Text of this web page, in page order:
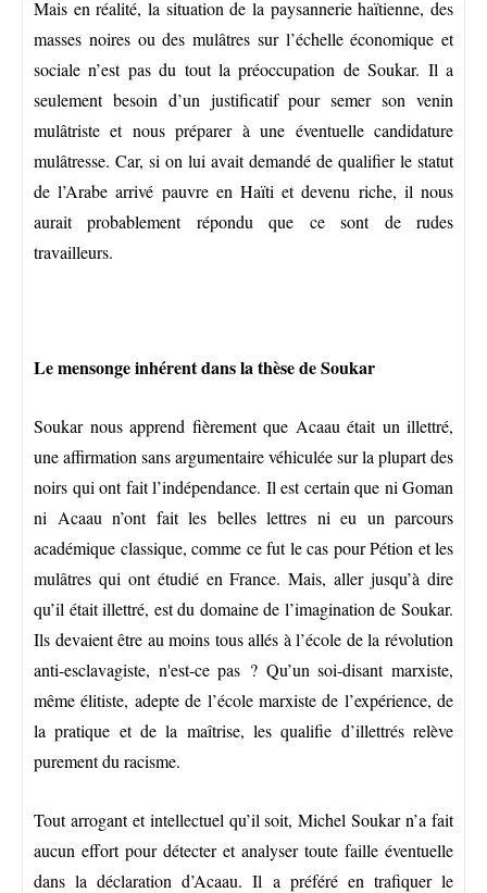
Mais en réalité, la situation de la paysannerie haïtienne, des
masses noires ou des mulâtres sur l’échelle économique et
sociale n’est pas du tout la préoccupation de Soukar. Il a
seulement besoin d’un justificatif pour semer son venin
mulâtriste et nous préparer à une éventuelle candidature
mulâtresse. Car, si on lui avait demandé de qualifier le statut
de l’Arabe arrivé pauvre en Haïti et devenu riche, il nous
aurait probablement répondu que ce sont de rudes
travailleurs.
Le mensonge inhérent dans la thèse de Soukar
Soukar nous apprend fièrement que Acaau était un illettré,
une affirmation sans argumentaire véhiculée sur la plupart des
noirs qui ont fait l’indépendance. Il est certain que ni Goman
ni Acaau n’ont fait les belles lettres ni eu un parcours
académique classique, comme ce fut le cas pour Pétion et les
mulâtres qui ont étudié en France. Mais, aller jusqu’à dire
qu’il était illettré, est du domaine de l’imagination de Soukar.
Ils devaient être au moins tous allés à l’école de la révolution
anti-esclavagiste, n'est-ce pas ? Qu’un soi-disant marxiste,
même élitiste, adepte de l’école marxiste de l’expérience, de
la pratique et de la maîtrise, les qualifie d’illettrés relève
purement du racisme.
Tout arrogant et intellectuel qu’il soit, Michel Soukar n’a fait
aucun effort pour détecter et analyser toute faille éventuelle
dans la déclaration d’Acaau. Il a préféré en trafiquer le